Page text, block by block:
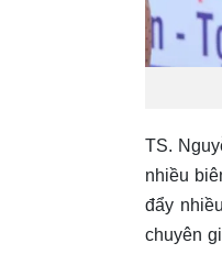
TS.
nhiều
đẩy
chuyên